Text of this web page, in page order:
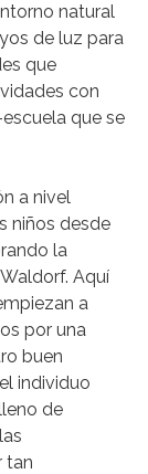
natural
de luz para
que
con
que se
a nivel
niños desde
la
Aquí
a
por una
buen
individuo
de
tan